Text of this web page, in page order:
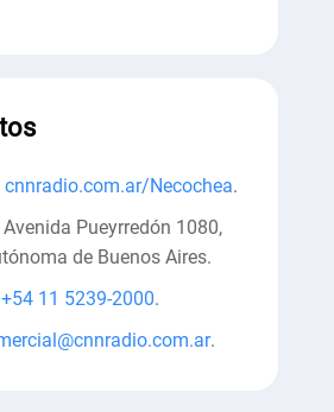
cnnradio.com.ar/Necochea.
Avenida Pueyrredón 1080,
de Buenos Aires.
+54 11 5239-2000.
.